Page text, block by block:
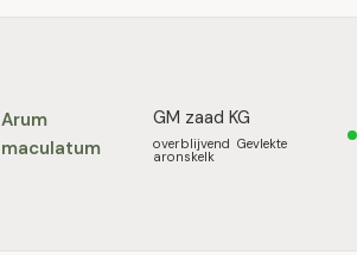
Arum
maculatum
GM zaad KG
overblijvend Gevlekte
aronskelk